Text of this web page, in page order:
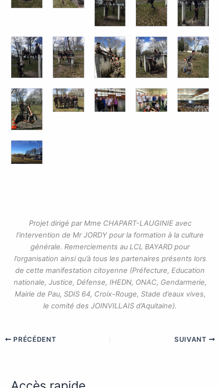
Projet dirigé par Mme CHAPART-LAUGINIE avec
l’intervention de Mr JORDY pour la formation à la culture
générale. Remerciements au LCL BAYARD pour
l’organisation ainsi qu’à tous les partenaires présents lors
de cette manifestation citoyenne (Préfecture, Education
nationale, Justice, Défense, IHEDN, ONAC, Gendarmerie,
Mairie de Pau, SDIS 64, Croix-Rouge, Stade d’eaux vives,
le comité des JOINVILLAIS d’Aquitaine).
PRÉCÉDENT SUIVANT